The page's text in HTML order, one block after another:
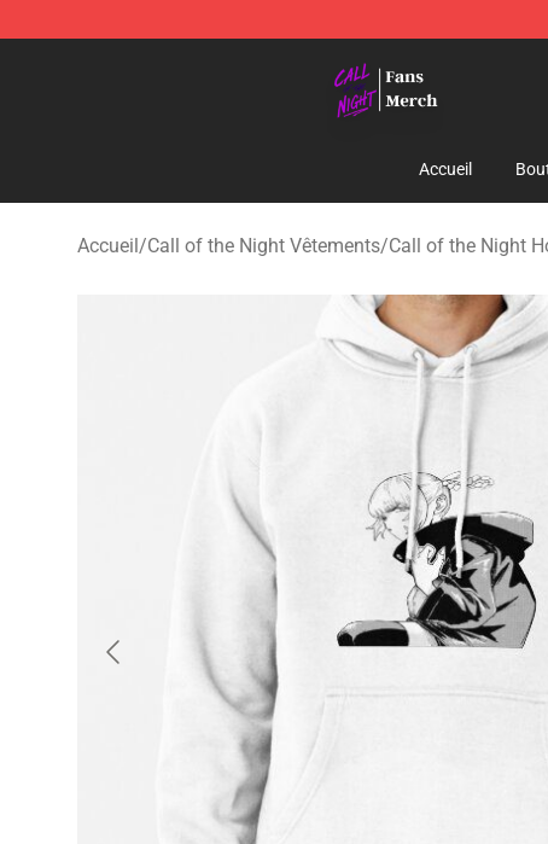
Accueil
Accueil/Call of the Night Vêtements/Call of the Night